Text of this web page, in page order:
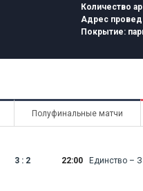
Количество
Адрес
Покрытие:
Полуфинальные матчи
3 : 2 22:00 Единство –